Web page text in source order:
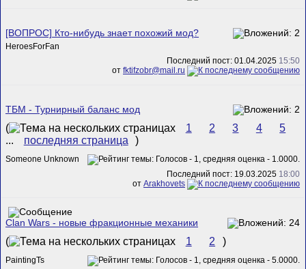
[ВОПРОС] Кто-нибудь знает похожий мод?
HeroesForFan
Последний пост: 01.04.2025 15:50
от fktifzobr@mail.ru
ТБМ - Турнирный баланс мод
( 1 2 3 4
5
...
последняя страница )
Someone Unknown
Последний пост: 19.03.2025 18:00
от Arakhovets
Clan Wars - новые фракционные механики
( 1 2 )
PaintingTs